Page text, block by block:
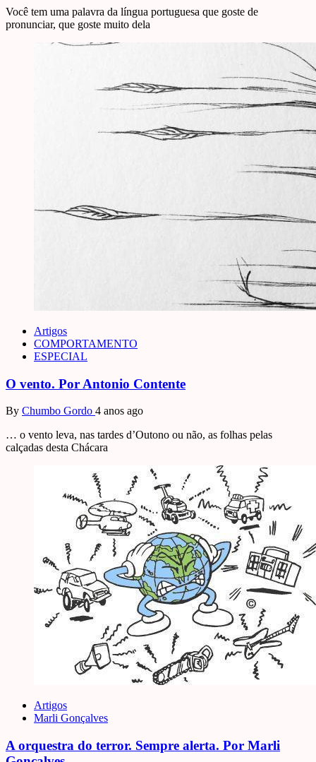
Você tem uma palavra da língua portuguesa que goste de
pronunciar, que goste muito dela
Artigos
COMPORTAMENTO
ESPECIAL
O vento. Por Antonio Contente
By Chumbo Gordo 4 anos ago
… o vento leva, nas tardes d’Outono ou não, as folhas pelas
calçadas desta Chácara
Artigos
Marli Gonçalves
A orquestra do terror. Sempre alerta. Por Marli